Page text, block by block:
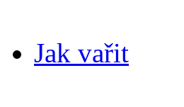
Jak vařit